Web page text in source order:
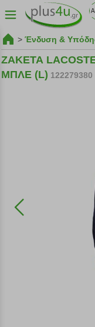
> Ένδυση &
ΖΑΚΕΤΑ
ΜΠΛΕ (L) 122279380